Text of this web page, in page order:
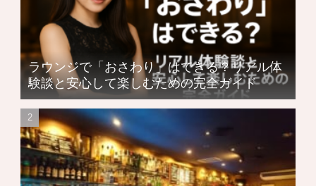
ラウンジで「おさわり」はできる？リアル体
験談と安心して楽しむための完全ガイド